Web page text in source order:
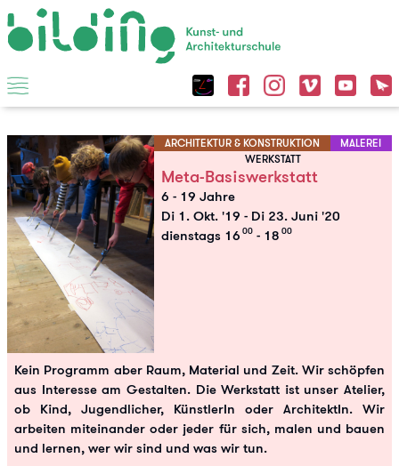
ARCHITEKTUR & KONSTRUKTION
MALEREI
WERKSTATT
Meta-Basiswerkstatt
6 - 19 Jahre
Di 1. Okt. '19 - Di 23. Juni '20
dienstags 16 00 - 18 00
Kein Programm aber Raum, Material und Zeit. Wir schöpfen
aus Interesse am Gestalten. Die Werkstatt ist unser Atelier,
ob Kind, Jugendlicher, KünstlerIn oder ArchitektIn. Wir
arbeiten miteinander oder jeder für sich, malen und bauen
und lernen, wer wir sind und was wir tun.